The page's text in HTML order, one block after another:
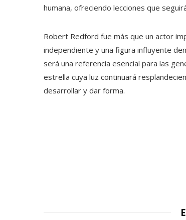
humana, ofreciendo lecciones que
Robert Redford fue más que un actor
independiente y una figura influyente
será una referencia esencial para las
estrella cuya luz continuará
desarrollar y dar forma.